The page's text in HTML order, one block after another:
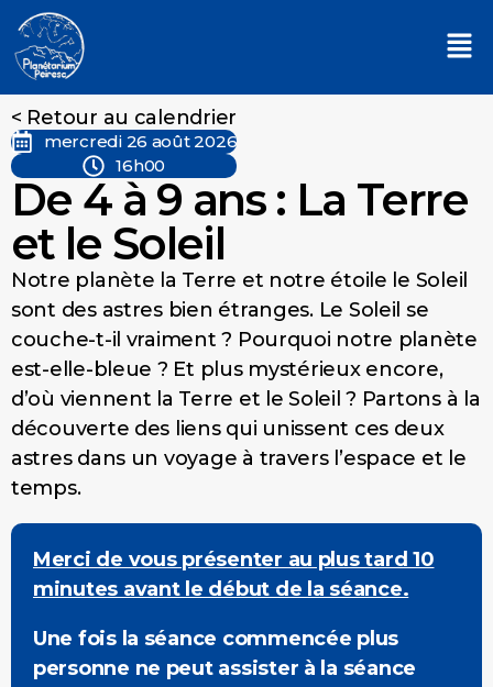
< Retour au calendrier
mercredi 26 août 2026
16h00
De 4 à 9 ans : La Terre
et le Soleil
Notre planète la Terre et notre étoile le Soleil
sont des astres bien étranges. Le Soleil se
couche-t-il vraiment ? Pourquoi notre planète
est-elle-bleue ? Et plus mystérieux encore,
d’où viennent la Terre et le Soleil ? Partons à la
découverte des liens qui unissent ces deux
astres dans un voyage à travers l’espace et le
temps.
Merci de vous présenter au plus tard 10
minutes avant le début de la séance.
Une fois la séance commencée plus
personne ne peut assister à la séance